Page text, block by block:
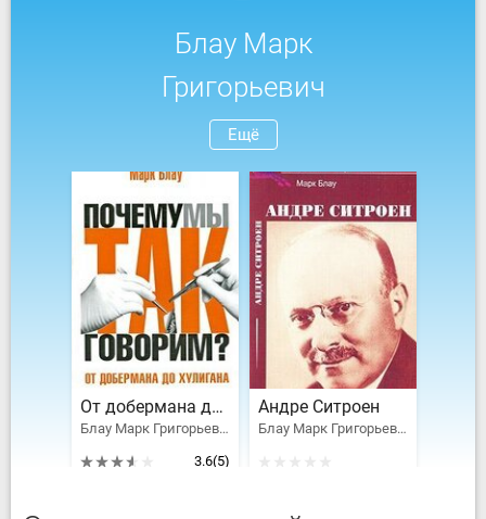
Блау Марк
Григорьевич
Ещё
От добермана до хулигана. Из имен собственных в нарицательные
Блау Марк Григорьевич
3.6(5)
Андре Ситроен
Блау Марк Григорьевич